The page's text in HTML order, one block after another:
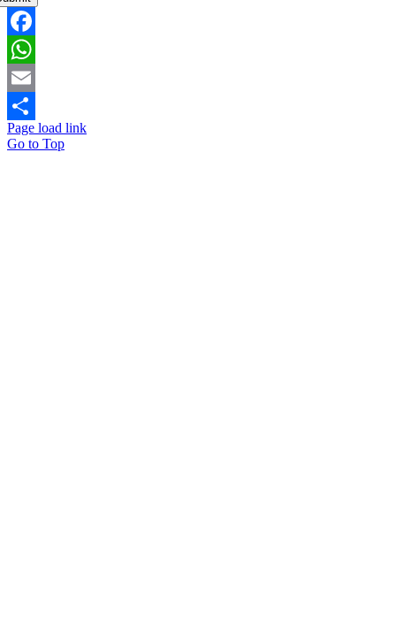
Facebook
WhatsApp
Email
Share
Page load link
Go to Top